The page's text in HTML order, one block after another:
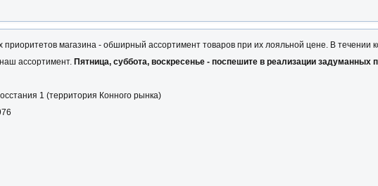
магазина - обширный ассортимент товаров при их лояльной цене. В течении
ассортимент. Пятница, суббота, воскресенье - поспешите в реализации задуманных
1 (территория Конного рынка)